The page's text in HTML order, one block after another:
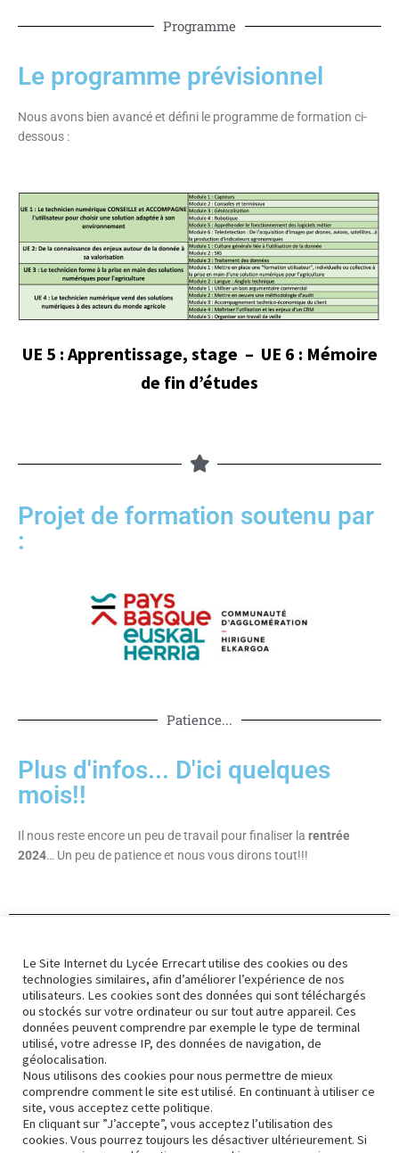
Programme
Le programme prévisionnel
Nous avons bien avancé et défini le programme de formation ci-
dessous :
UE 5 : Apprentissage, stage – UE 6 : Mémoire
de fin d’études
Projet de formation soutenu par
:
Patience...
Plus d'infos... D'ici quelques
mois!!
Il nous reste encore un peu de travail pour finaliser la rentrée
2024… Un peu de patience et nous vous dirons tout!!!
Retour à la page des BTS Institut Jean Errecart
Le contrat d'apprentissage
Nous contacter
Mise à jour Février 2023
Le Site Internet du Lycée Errecart utilise des cookies ou des
technologies similaires, afin d’améliorer l’expérience de nos
utilisateurs. Les cookies sont des données qui sont téléchargés
ou stockés sur votre ordinateur ou sur tout autre appareil. Ces
données peuvent comprendre par exemple le type de terminal
utilisé, votre adresse IP, des données de navigation, de
géolocalisation.
Nous utilisons des cookies pour nous permettre de mieux
comprendre comment le site est utilisé. En continuant à utiliser ce
site, vous acceptez cette politique.
En cliquant sur ”J’accepte”, vous acceptez l’utilisation des
cookies. Vous pourrez toujours les désactiver ultérieurement. Si